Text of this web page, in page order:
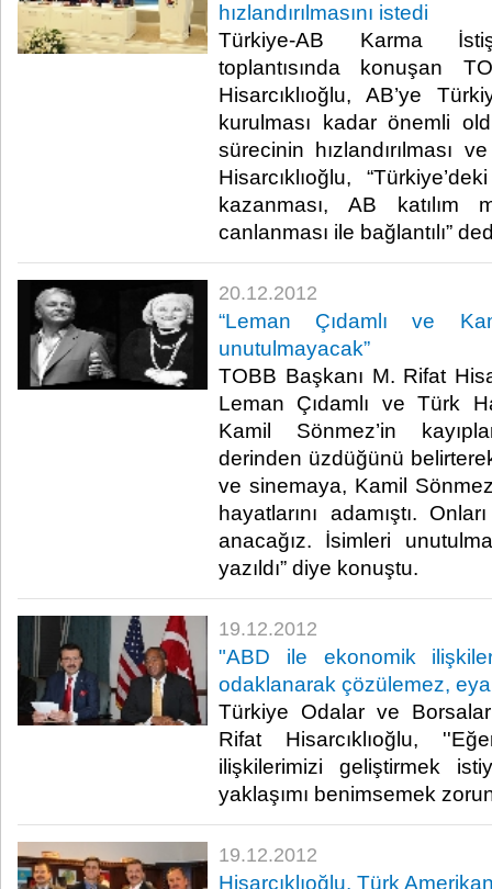
hızlandırılmasını istedi
Türkiye-AB Karma
toplantısında konuşan
Hisarcıklıoğlu, AB’ye
kurulması kadar önemli
sürecinin hızlandırılması
Hisarcıklıoğlu,
kazanması, AB katılım
canlanması ile bağlantılı”
20.12.2012
“Leman Çıdamlı ve
unutulmayacak”
TOBB Başkanı M. Rifat
Leman Çıdamlı ve Türk
Kamil Sönmez’in
derinden üzdüğünü
ve sinemaya, Kamil
hayatlarını adamıştı.
anacağız. İsimleri
yazıldı” diye konuştu.​ ​
19.12.2012
"ABD ile ekonomik
odaklanarak çözülemez,
Türkiye Odalar ve
Rifat Hisarcıklıoğlu,
ilişkilerimizi geliştirmek
yaklaşımı benimsemek
19.12.2012
Hisarcıklıoğlu, Türk